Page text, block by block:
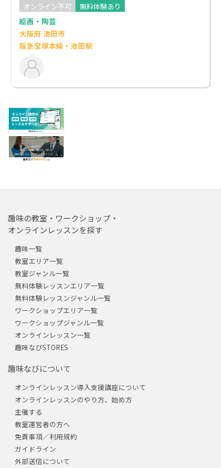
オンライン不可
無料体験あり
絵画・陶芸
大阪府 池田市
阪急宝塚本線・池田駅
趣味の教室・ワークショップ・
オンラインレッスンを探す
趣味一覧
教室エリア一覧
教室ジャンル一覧
無料体験レッスンエリア一覧
無料体験レッスンジャンル一覧
ワークショップエリア一覧
ワークショップジャンル一覧
オンラインレッスン一覧
趣味なびSTORES
趣味なびについて
オンラインレッスン導入支援講座について
オンラインレッスンのやり方、始め方
主催する
教室運営者の方へ
免責事項／利用規約
ガイドライン
外部送信について